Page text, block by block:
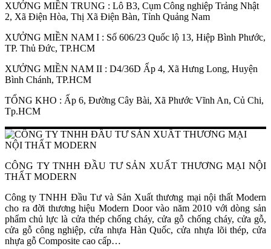
XƯỞNG MIỀN TRUNG : Lô B3, Cụm Công nghiệp Trảng Nhật
2, Xã Điện Hòa, Thị Xã Điện Bàn, Tỉnh Quảng Nam
XƯỞNG MIỀN NAM I : Số 606/23 Quốc lộ 13, Hiệp Bình Phước,
TP. Thủ Đức, TP.HCM
XƯỞNG MIỀN NAM II : D4/36D Ấp 4, Xã Hưng Long, Huyện
Bình Chánh, TP.HCM
TỔNG KHO : Ấp 6, Đường Cây Bài, Xã Phước Vĩnh An, Củ Chi,
Tp.HCM
CÔNG TY TNHH ĐẦU TƯ SẢN XUẤT THƯƠNG MẠI NỘI
THẤT MODERN
Công ty TNHH Đầu Tư và Sản Xuất thương mại nội thất Modern
cho ra đời thương hiệu Modern Door vào năm 2010 với dòng sản
phẩm chủ lực là cửa thép chống cháy, cửa gỗ chống cháy, cửa gỗ,
cửa gỗ công nghiệp, cửa nhựa Hàn Quốc, cửa nhựa lõi thép, cửa
nhựa gỗ Composite cao cấp…